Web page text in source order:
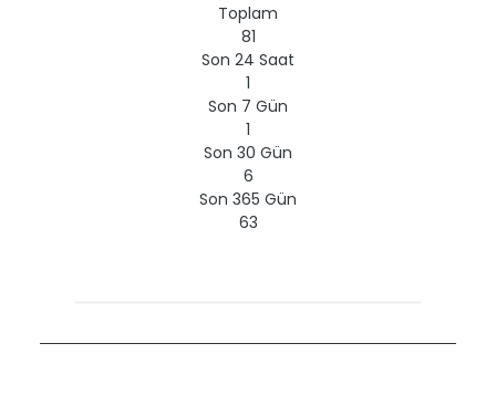
Toplam
81
Son 24 Saat
1
Son 7 Gün
1
Son 30 Gün
6
Son 365 Gün
63